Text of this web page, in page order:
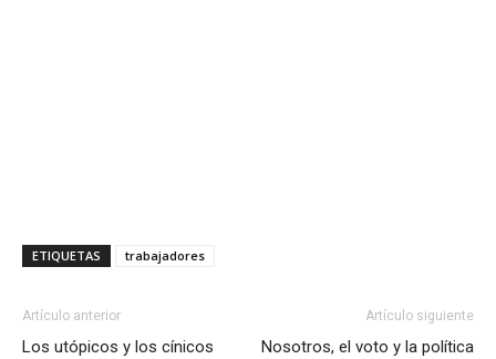
ETIQUETAS trabajadores
Artículo anterior
Los utópicos y los cínicos
Artículo siguiente
Nosotros, el voto y la política